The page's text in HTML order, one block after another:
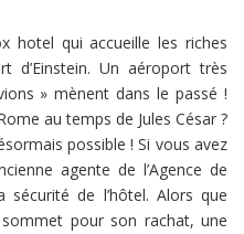
hotel qui accueille les riches
d’Einstein. Un aéroport très
» mènent dans le passé !
au temps de Jules César ?
possible ! Si vous avez
agente de l’Agence de
sécurité de l’hôtel. Alors que
sommet pour son rachat, une